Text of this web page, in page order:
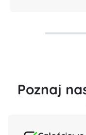
Poznaj